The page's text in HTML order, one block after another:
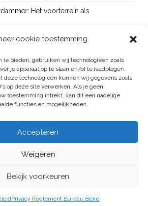
cookie toestemming
te bieden, gebruiken wij technologieën zoals
je apparaat op te slaan en/of te raadplegen.
deze technologieën kunnen wij gegevens zoals
op deze site verwerken. Als je geen
toestemming intrekt, kan dit een nadelige
functies en mogelijkheden.
Accepteren
Weigeren
Bekijk voorkeuren
Privacy Reglement Bureau Beke
Het voorterrein als
school: signaleren, duiden en handelen
jeugdmonitor Aruba
GROEP
PROJECTEN BUREAU
LINKEDIN